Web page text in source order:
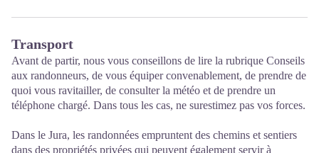
Transport
Avant de partir, nous vous conseillons de lire la rubrique Conseils
aux randonneurs, de vous équiper convenablement, de prendre de
quoi vous ravitailler, de consulter la météo et de prendre un
téléphone chargé. Dans tous les cas, ne surestimez pas vos forces.
Dans le Jura, les randonnées empruntent des chemins et sentiers
dans des propriétés privées qui peuvent également servir à